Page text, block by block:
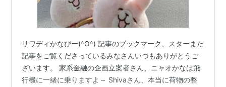
サワディかなぴー(^O^) 記事のブックマーク、スターまた
記事をご覧くださっているみなさんいつもありがとうご
ざいます。 家系金融の企画立案者さん、ニャオかなは飛
行機に一緒に乗りますよ～ Shivaさん、本当に荷物の整